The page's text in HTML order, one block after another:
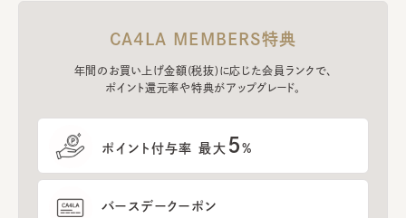
CA4LA MEMBERS特典
年間のお買い上げ金額(税抜)に応じた会員ランクで、
ポイント還元率や特典がアップグレード。
ポイント付与率 最大 5%
バースデークーポン